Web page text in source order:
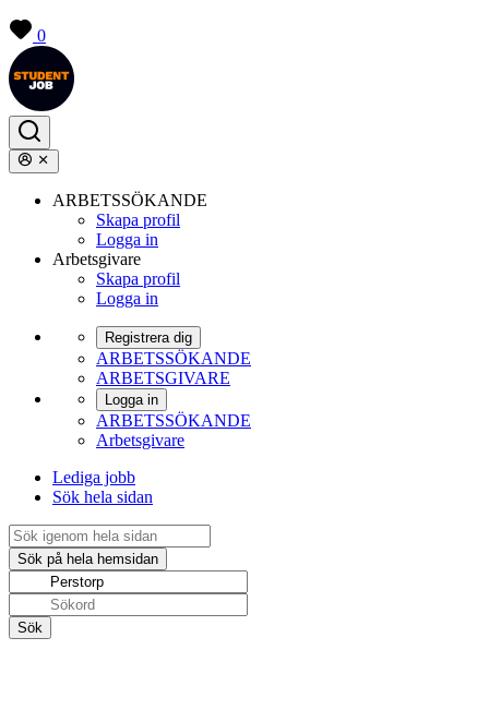
0
ARBETSSÖKANDE
Skapa profil
Logga in
Arbetsgivare
Skapa profil
Logga in
Registrera dig
ARBETSSÖKANDE
ARBETSGIVARE
Logga in
ARBETSSÖKANDE
Arbetsgivare
Lediga jobb
Sök hela sidan